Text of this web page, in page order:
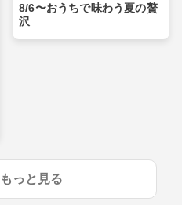
8/6〜おうちで味わう夏の贅
沢
っと見る